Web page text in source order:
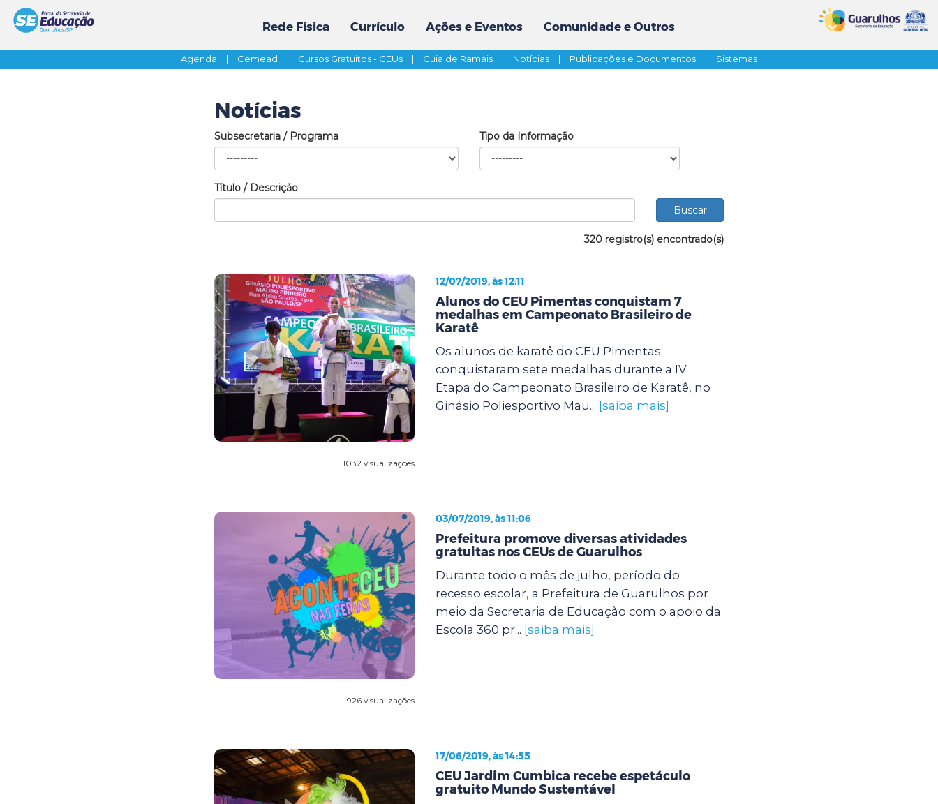
Rede Física Currículo Ações e Eventos Comunidade e Outros
Agenda | Cemead | Cursos Gratuitos - CEUs | Guia de Ramais | Notícias | Publicações e Documentos | Sistemas
Notícias
Subsecretaria / Programa Tipo da Informação
Título / Descrição
320 registro(s) encontrado(s)
1032 visualizações
12/07/2019, às 12:11
Alunos do CEU Pimentas conquistam 7
medalhas em Campeonato Brasileiro de
Karatê
Os alunos de karatê do CEU Pimentas
conquistaram sete medalhas durante a IV
Etapa do Campeonato Brasileiro de Karatê, no
Ginásio Poliesportivo Mau... [saiba mais]
926 visualizações
03/07/2019, às 11:06
Prefeitura promove diversas atividades
gratuitas nos CEUs de Guarulhos
Durante todo o mês de julho, período do
recesso escolar, a Prefeitura de Guarulhos por
meio da Secretaria de Educação com o apoio da
Escola 360 pr... [saiba mais]
17/06/2019, às 14:55
CEU Jardim Cumbica recebe espetáculo
gratuito Mundo Sustentável